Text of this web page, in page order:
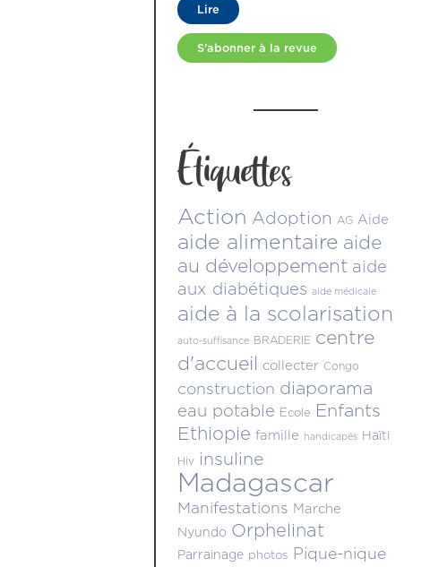
Lire
S’abonner à la revue
Étiquettes
Action Adoption AG Aide
aide alimentaire aide
au développement aide
aux diabétiques aide médicale
aide à la scolarisation
auto-suffisance BRADERIE centre
d'accueil collecter Congo
construction diaporama
eau potable Ecole Enfants
Ethiopie famille handicapés Haïti
Hiv insuline
Madagascar
Manifestations Marche
Nyundo Orphelinat
Parrainage photos Pique-nique